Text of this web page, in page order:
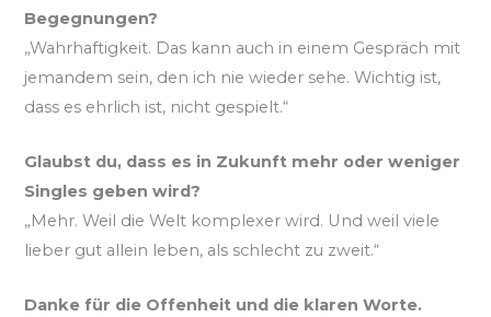
Begegnungen?
„Wahrhaftigkeit. Das kann auch in einem Gespräch mit
jemandem sein, den ich nie wieder sehe. Wichtig ist,
dass es ehrlich ist, nicht gespielt.“
Glaubst du, dass es in Zukunft mehr oder weniger
Singles geben wird?
„Mehr. Weil die Welt komplexer wird. Und weil viele
lieber gut allein leben, als schlecht zu zweit.“
Danke für die Offenheit und die klaren Worte.